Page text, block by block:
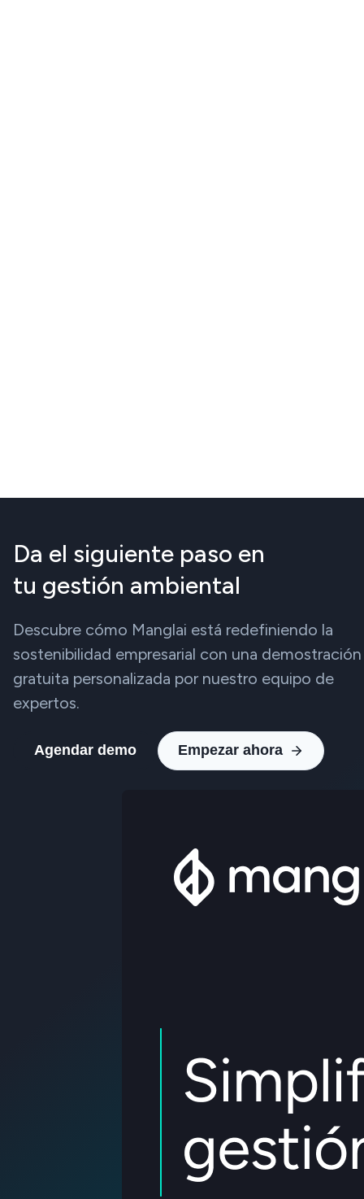
Da el siguiente paso en
tu gestión ambiental
Descubre cómo Manglai está redefiniendo la
sostenibilidad empresarial con una demostración
gratuita personalizada por nuestro equipo de
expertos.
Agendar demo Empezar ahora